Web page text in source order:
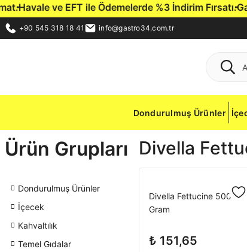
Havale ve EFT ile Ödemelerde %3 İndirim Fırsatı.
+90 545 318 18 41 info@gastro34.com.tr
Dondurulmuş Ürünler
Ürün Grupları
Dondurulmuş Ürünler
İçecek
Kahvaltılık
Temel Gıdalar
Divella
Divella Fettucine 500
Gram
₺ 151,65